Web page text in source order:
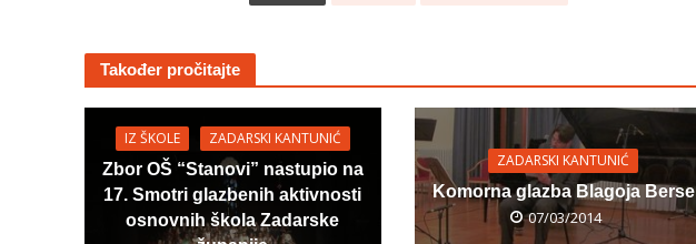
Također pročitajte
IZ ŠKOLE
ZADARSKI KANTUNIĆ
Zbor OŠ “Stanovi” nastupio na
17. Smotri glazbenih aktivnosti
osnovnih škola Zadarske
ZADARSKI KANTUNIĆ
Komorna glazba Blagoja Berse
07/03/2014